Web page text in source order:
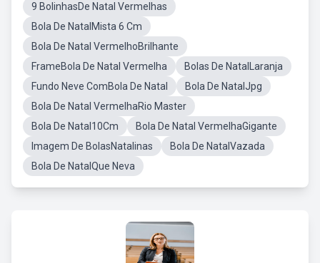
9 BolinhasDe Natal Vermelhas
Bola De NatalMista 6 Cm
Bola De Natal VermelhoBrilhante
FrameBola De Natal Vermelha
Bolas De NatalLaranja
Fundo Neve ComBola De Natal
Bola De NatalJpg
Bola De Natal VermelhaRio Master
Bola De Natal10Cm
Bola De Natal VermelhaGigante
Imagem De BolasNatalinas
Bola De NatalVazada
Bola De NatalQue Neva